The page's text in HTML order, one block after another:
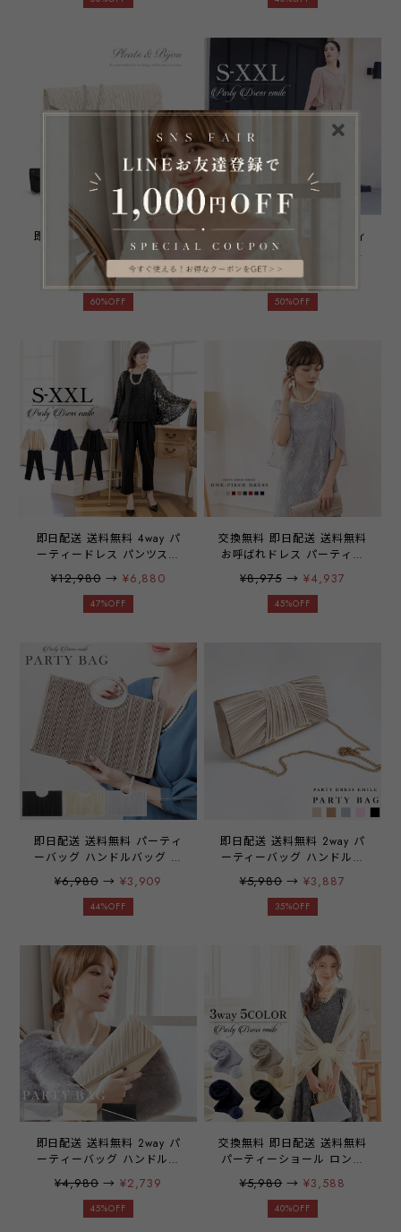
ー シャンパン ブラック
emile0239
ーティー ブライダル レディ
ース 20代 30代 40代 大き
いサイズ 体型カバー お呼ば
れ emile0051
即日配送 送料無料 パーティ
ーバッグ クラッチバッグ
2WAY ショルダーバッグ ハ
ンドバッグ 結婚式 披露宴
二次会 お呼ばれ 演奏会 同
ー ベージュ ブラック ゴー
ルド emile0286
¥4,980 →¥1,992
60%OFF
即日配送 送料無料 パーティ
ードレス フォーマルワンピ
ース フォーマルドレス ドレ
ス 披露宴 結婚式 二次会 レ
ース 長袖 七分袖 チューリ
ズ フレア ネイビー グレー
グレーパープル オリーブグ
リーン emile0185
¥11,980→
50%OFF
即日配送 送料無料 4way パ
ーティードレス パンツスー
ツ セットアップ 上下セット
3点セット パンツドレス ド
レス スーツ レース 袖有り
露宴 謝恩会 食事会 入学式
卒園式 参観日 学校行事 パ
ーティ パーティー 通勤 オ
フィス レディース 20代 30
代 40代 大きいサイズ お呼
ばれ emile0114
¥12,980→ ¥6,880
47%OFF
交換無料 即日配送 送料無料
お呼ばれドレス パーティー
ドレス ドレス ワンピース
ミディアムドレス レース シ
フォン 袖有り 膝丈 お呼ば
代 40代 大きいサイズ お呼
ばれ 雑誌掲載商品
emile0017 77h55
¥8,975→ ¥4,937
45%OFF
即日配送 送料無料 パーティ
ーバッグ ハンドルバッグ ク
ラッチバッグ バッグ バック
大きめ クラッチ ミニ財布
化粧小物 ご祝儀袋 スマホ
式 冠婚葬祭 フォーマル サ
テン パーティーアイテム
emile0075
¥6,980→ ¥3,909
44%OFF
即日配送 送料無料 2way パ
ーティーバッグ ハンドルバ
ッグ クラッチバッグ ショル
ダーバッグ バッグ バック
大きめ クラッチ 化粧小物
結婚式 二次会 披露宴 謝恩
会 1.5次会 発表会 入学式
卒業式 入園式 卒園式 冠婚
葬祭 フォーマル サテン パ
ーティーアイテム 20代 30
代 40代 emile0221
¥5,980→¥3,887
35%OFF
即日配送 送料無料 2way パ
ーティーバッグ ハンドルバ
ッグ クラッチバッグ ショル
ダーバッグ バッグ バック
大きめ クラッチ ミニ財布
¥4,980→¥2,739
45%OFF
交換無料 即日配送 送料無料
パーティーショール ロング
大判 3way ボレロ カーディ
ガン ストール 結婚式 20代
30代 40代 50代 同窓会 二次
¥5,980→¥3,588
40%OFF